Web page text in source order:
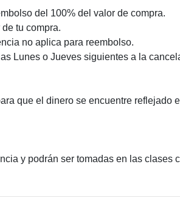
del 100% del valor de compra.
tu compra.
no aplica para reembolso.
Lunes o Jueves siguientes a la
que el dinero se encuentre reflejado
y podrán ser tomadas en las clases